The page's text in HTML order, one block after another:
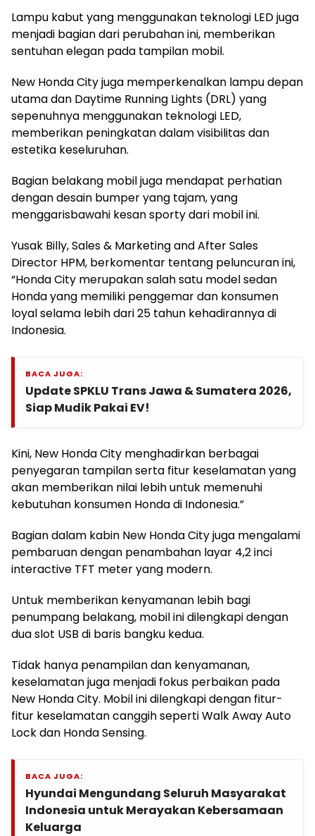
Lampu kabut yang menggunakan teknologi LED juga
menjadi bagian dari perubahan ini, memberikan
sentuhan elegan pada tampilan mobil.
New Honda City juga memperkenalkan lampu depan
utama dan Daytime Running Lights (DRL) yang
sepenuhnya menggunakan teknologi LED,
memberikan peningkatan dalam visibilitas dan
estetika keseluruhan.
Bagian belakang mobil juga mendapat perhatian
dengan desain bumper yang tajam, yang
menggarisbawahi kesan sporty dari mobil ini.
Yusak Billy, Sales & Marketing and After Sales
Director HPM, berkomentar tentang peluncuran ini,
“Honda City merupakan salah satu model sedan
Honda yang memiliki penggemar dan konsumen
loyal selama lebih dari 25 tahun kehadirannya di
Indonesia.
BACA JUGA:
Update SPKLU Trans Jawa & Sumatera 2026,
Siap Mudik Pakai EV!
Kini, New Honda City menghadirkan berbagai
penyegaran tampilan serta fitur keselamatan yang
akan memberikan nilai lebih untuk memenuhi
kebutuhan konsumen Honda di Indonesia.”
Bagian dalam kabin New Honda City juga mengalami
pembaruan dengan penambahan layar 4,2 inci
interactive TFT meter yang modern.
Untuk memberikan kenyamanan lebih bagi
penumpang belakang, mobil ini dilengkapi dengan
dua slot USB di baris bangku kedua.
Tidak hanya penampilan dan kenyamanan,
keselamatan juga menjadi fokus perbaikan pada
New Honda City. Mobil ini dilengkapi dengan fitur-
fitur keselamatan canggih seperti Walk Away Auto
Lock dan Honda Sensing.
BACA JUGA:
Hyundai Mengundang Seluruh Masyarakat
Indonesia untuk Merayakan Kebersamaan
Keluarga